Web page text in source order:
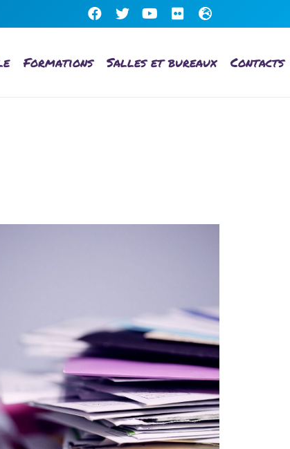
Formations Salles et bureaux Contacts